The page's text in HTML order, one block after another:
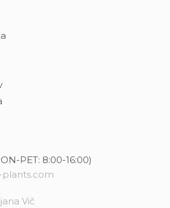
PET: 8:00-16:00)
plants.com
Vič